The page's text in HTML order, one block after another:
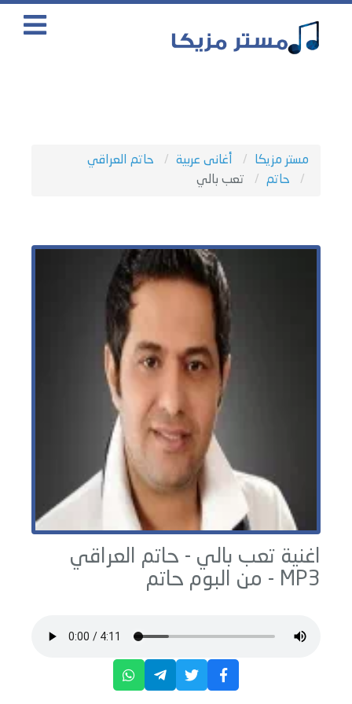
مستر مزيكا أغانى عربية
حاتم العراقي
حاتم
تعب بالي
اغنية تعب بالي - حاتم العراقي
MP3 - من البوم
حاتم